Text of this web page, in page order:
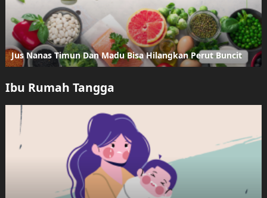
Jus Nanas Timun Dan Madu Bisa Hilangkan Perut Buncit
Ibu Rumah Tangga